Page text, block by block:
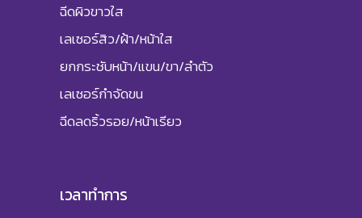
ฉีดผิวขาวใส
เลเซอร์สิว/ฝ้า/หน้าใส
ยกกระชับหน้า/แขน/ขา/ลำตัว
เลเซอร์กำจัดขน
ฉีดลดริ้วรอย/หน้าเรียว
เวลาทำการ